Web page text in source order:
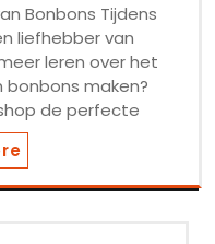
Bonbons Tijdens
liefhebber van
leren over het
maken?
de perfecte